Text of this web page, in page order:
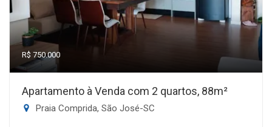
R$ 750.000
Apartamento à Venda com 2 quartos, 88m²
Praia Comprida, São José-SC